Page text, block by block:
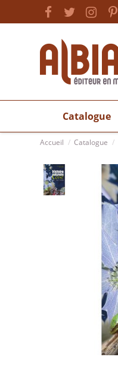
Catalogue
Accueil Catalogue